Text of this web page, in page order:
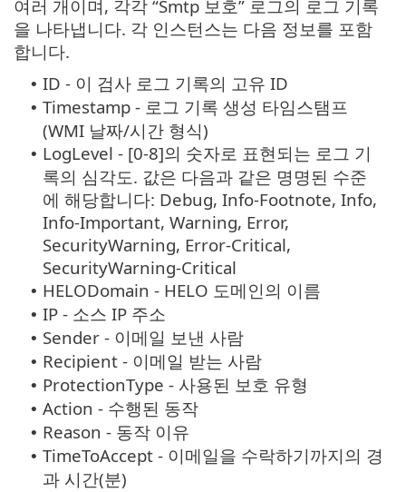
여러 개이며, 각각 “Smtp 보호” 로그의 로그 기록
을 나타냅니다. 각 인스턴스는 다음 정보를 포함
합니다.
• ID - 이 검사 로그 기록의 고유 ID
• Timestamp - 로그 기록 생성 타임스탬프
(WMI 날짜/시간 형식)
• LogLevel - [0-8]의 숫자로 표현되는 로그 기
록의 심각도. 값은 다음과 같은 명명된 수준
에 해당합니다: Debug, Info-Footnote, Info,
Info-Important, Warning, Error,
SecurityWarning, Error-Critical,
SecurityWarning-Critical
• HELODomain - HELO 도메인의 이름
• IP - 소스 IP 주소
• Sender - 이메일 보낸 사람
• Recipient - 이메일 받는 사람
• ProtectionType - 사용된 보호 유형
• Action - 수행된 동작
• Reason - 동작 이유
• TimeToAccept - 이메일을 수락하기까지의 경
과 시간(분)